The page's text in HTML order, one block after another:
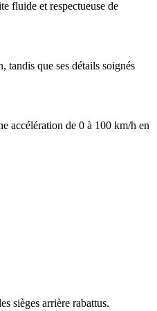
fluide et respectueuse de
que ses détails soignés
accélération de 0 à 100 km/h en
sièges arrière rabattus.